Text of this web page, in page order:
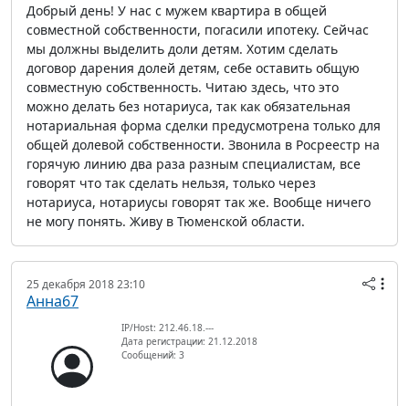
Добрый день! У нас с мужем квартира в общей
совместной собственности, погасили ипотеку. Сейчас
мы должны выделить доли детям. Хотим сделать
договор дарения долей детям, себе оставить общую
совместную собственность. Читаю здесь, что это
можно делать без нотариуса, так как обязательная
нотариальная форма сделки предусмотрена только для
общей долевой собственности. Звонила в Росреестр на
горячую линию два раза разным специалистам, все
говорят что так сделать нельзя, только через
нотариуса, нотариусы говорят так же. Вообще ничего
не могу понять. Живу в Тюменской области.
25 декабря 2018 23:10
Анна67
IP/Host: 212.46.18.---
Дата регистрации: 21.12.2018
Сообщений: 3